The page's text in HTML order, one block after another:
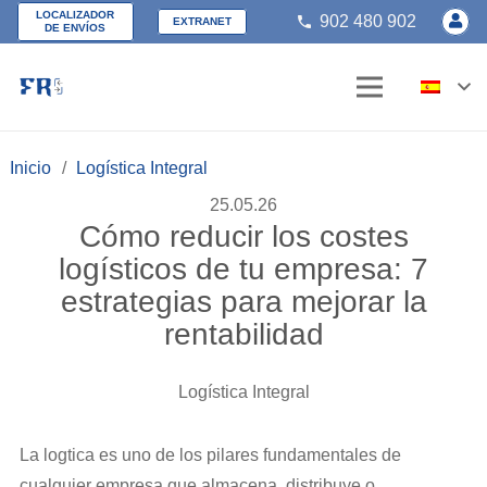
LOCALIZADOR
DE ENVÍOS
EXTRANET phone 902 480 902
Inicio /
Logística Integral
25.05.26
Cómo reducir los costes
logísticos de tu empresa: 7
estrategias para mejorar la
rentabilidad
Logística Integral
La logtica es uno de los pilares fundamentales de